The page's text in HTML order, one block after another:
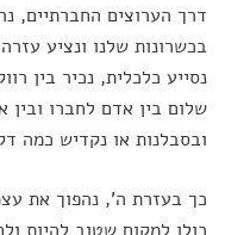
דרך הערוצים החברתיים,
בכשרונות שלנו ונציע
נסייע כלכלית, נכיר בין
שלום בין אדם לחברו
ובסבלנות או נקדיש כמה
כך בעזרת ה', נהפוך את